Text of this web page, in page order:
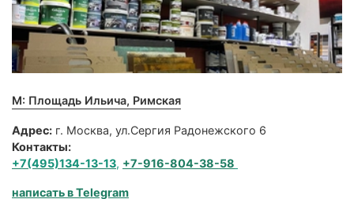
М: Площадь Ильича, Римская
Адрес: г. Москва, ул.Сергия Радонежского 6
Контакты:
+7(495)134-13-13, +7-916-804-38-58
написать в Telegram